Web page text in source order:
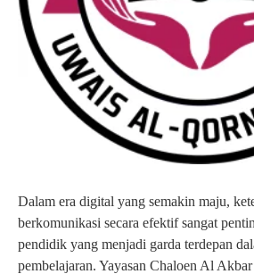
Dalam era digital yang semakin maju,
berkomunikasi secara efektif sangat
pendidik yang menjadi garda terdepan
pembelajaran. Yayasan Chaloen Al